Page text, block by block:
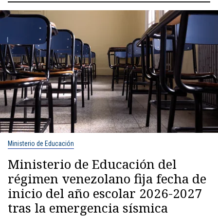
Ministerio de Educación
Ministerio de Educación del
régimen venezolano fija fecha de
inicio del año escolar 2026-2027
tras la emergencia sísmica